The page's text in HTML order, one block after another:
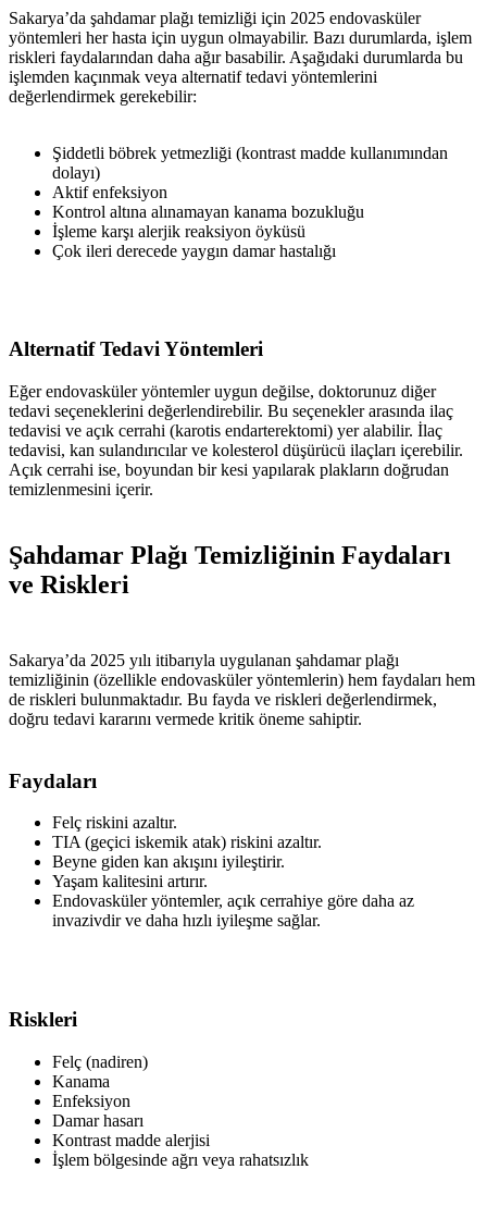
Sakarya’da şahdamar plağı temizliği için 2025 endovasküler
yöntemleri her hasta için uygun olmayabilir. Bazı durumlarda, işlem
riskleri faydalarından daha ağır basabilir. Aşağıdaki durumlarda bu
işlemden kaçınmak veya alternatif tedavi yöntemlerini
değerlendirmek gerekebilir:
Şiddetli böbrek yetmezliği (kontrast madde kullanımından
dolayı)
Aktif enfeksiyon
Kontrol altına alınamayan kanama bozukluğu
İşleme karşı alerjik reaksiyon öyküsü
Çok ileri derecede yaygın damar hastalığı
Alternatif Tedavi Yöntemleri
Eğer endovasküler yöntemler uygun değilse, doktorunuz diğer
tedavi seçeneklerini değerlendirebilir. Bu seçenekler arasında ilaç
tedavisi ve açık cerrahi (karotis endarterektomi) yer alabilir. İlaç
tedavisi, kan sulandırıcılar ve kolesterol düşürücü ilaçları içerebilir.
Açık cerrahi ise, boyundan bir kesi yapılarak plakların doğrudan
temizlenmesini içerir.
Şahdamar Plağı Temizliğinin Faydaları
ve Riskleri
Sakarya’da 2025 yılı itibarıyla uygulanan şahdamar plağı
temizliğinin (özellikle endovasküler yöntemlerin) hem faydaları hem
de riskleri bulunmaktadır. Bu fayda ve riskleri değerlendirmek,
doğru tedavi kararını vermede kritik öneme sahiptir.
Faydaları
Felç riskini azaltır.
TIA (geçici iskemik atak) riskini azaltır.
Beyne giden kan akışını iyileştirir.
Yaşam kalitesini artırır.
Endovasküler yöntemler, açık cerrahiye göre daha az
invazivdir ve daha hızlı iyileşme sağlar.
Riskleri
Felç (nadiren)
Kanama
Enfeksiyon
Damar hasarı
Kontrast madde alerjisi
İşlem bölgesinde ağrı veya rahatsızlık